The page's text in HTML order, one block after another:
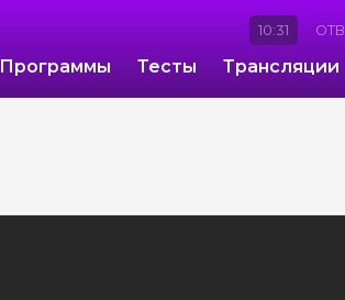
10:31 ОТВ
Программы Тесты Трансляции